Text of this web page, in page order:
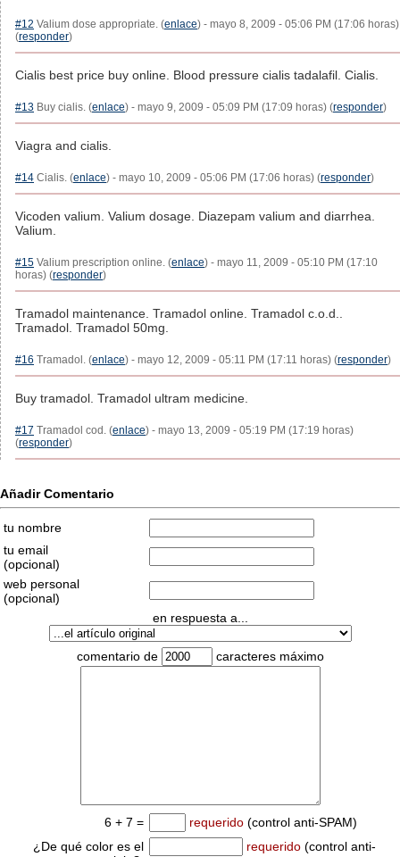
#12 Valium dose appropriate. (enlace) - mayo 8, 2009 - 05:06 PM (17:06 horas)
(responder)
Cialis best price buy online. Blood pressure cialis tadalafil. Cialis.
#13 Buy cialis. (enlace) - mayo 9, 2009 - 05:09 PM (17:09 horas) (responder)
Viagra and cialis.
#14 Cialis. (enlace) - mayo 10, 2009 - 05:06 PM (17:06 horas) (responder)
Vicoden valium. Valium dosage. Diazepam valium and diarrhea.
Valium.
#15 Valium prescription online. (enlace) - mayo 11, 2009 - 05:10 PM (17:10
horas) (responder)
Tramadol maintenance. Tramadol online. Tramadol c.o.d..
Tramadol. Tramadol 50mg.
#16 Tramadol. (enlace) - mayo 12, 2009 - 05:11 PM (17:11 horas) (responder)
Buy tramadol. Tramadol ultram medicine.
#17 Tramadol cod. (enlace) - mayo 13, 2009 - 05:19 PM (17:19 horas)
(responder)
Añadir Comentario
tu nombre
tu email
(opcional)
web personal
(opcional)
en respuesta a...
comentario de caracteres máximo
6 + 7 = requerido (control anti-SPAM)
¿De qué color es el
requerido (control anti-